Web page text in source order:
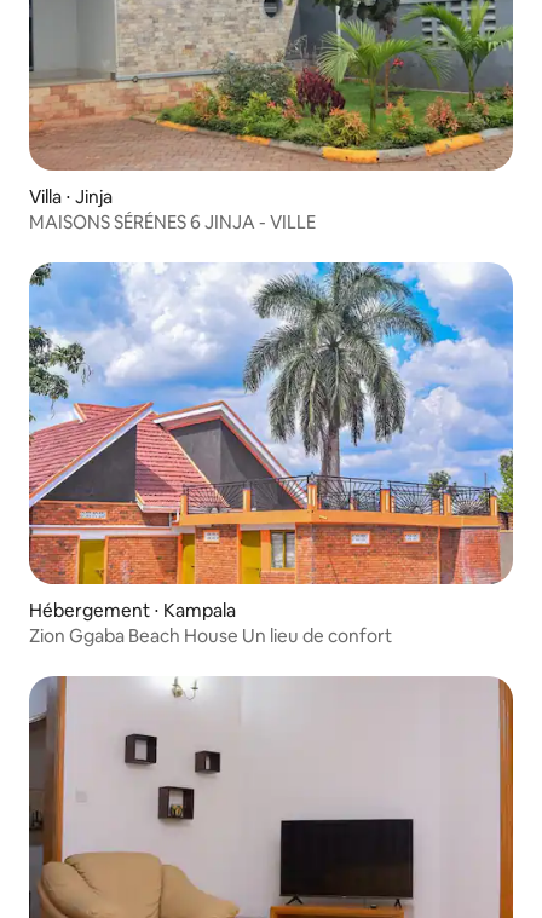
Villa ⋅ Jinja
MAISONS SÉRÉNES 6 JINJA - VILLE
Hébergement ⋅ Kampala
Zion Ggaba Beach House Un lieu de confort